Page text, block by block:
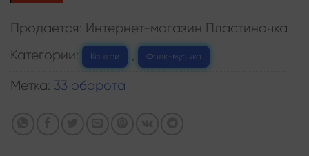
Продается: Интернет-магазин Пластиночка
Категории:
Кантри , Фолк-музыка
Метка: 33 оборота